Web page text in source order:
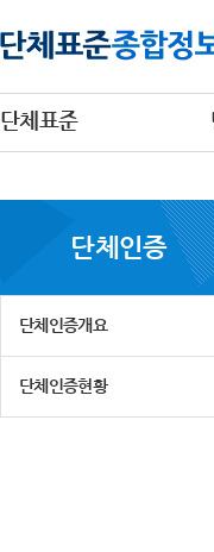
단체표준
단체인증
단체인증개요
단체인증현황